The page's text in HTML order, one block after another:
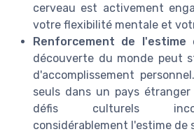
cerveau est activement
votre flexibilité mentale et
Renforcement de l'estime
découverte du monde peut
d'accomplissement
seuls dans un pays
défis culturels
considérablement l'estime de